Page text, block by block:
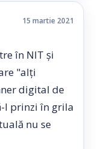
15 martie 2021
în NIT și
"alți
digital de
l prinzi în grila
nu se